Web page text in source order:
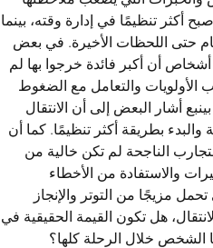
الشخص خلال الرحلة كلها؟